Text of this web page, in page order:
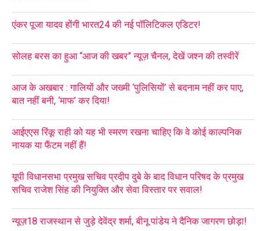
एंकर पूजा यादव होंगी भारत24 की नई पॉलिटिकल एडिटर!
सोलह बरस का हुआ “आज की खबर” न्यूज़ चैनल, देखें जश्न की तस्वीरें
आज के अखबार : गालियों और जख्मी ‘पुलिसियों’ से बदनाम नहीं कर पाए,
बात नहीं बनी, ‘माफ’ कर दिया!
आईएएस रिंकू राही को यह भी स्मरण रखना चाहिए कि वे कोई काल्पनिक
नायक या फैंटम नहीं हैं!
यूपी विधानसभा प्रमुख सचिव प्रदीप दुबे के बाद विधान परिषद के प्रमुख
सचिव राजेश सिंह की नियुक्ति और सेवा विस्तार पर सवाल!
न्यूज़18 राजस्थान से जुड़े देवेंद्र शर्मा, बीनू पांडेय ने दैनिक जागरण छोड़ा!